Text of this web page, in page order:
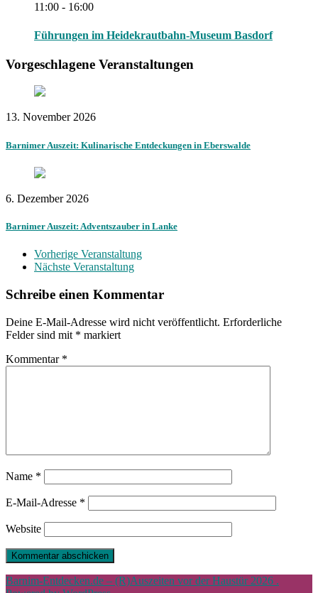
11:00 - 16:00
Führungen im Heidekrautbahn-Museum Basdorf
Vorgeschlagene Veranstaltungen
13. November 2026
Barnimer Auszeit: Kulinarische Entdeckungen in Eberswalde
6. Dezember 2026
Barnimer Auszeit: Adventszauber in Lanke
Vorherige Veranstaltung
Nächste Veranstaltung
Schreibe einen Kommentar
Deine E-Mail-Adresse wird nicht veröffentlicht. Erforderliche
Felder sind mit * markiert
Kommentar *
Name *
E-Mail-Adresse *
Website
Barnim-Entdecken.de – (R)Auszeiten vor der Haustür 2026 .